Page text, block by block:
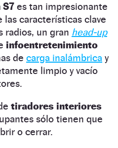
S7 es tan impresionante
características clave
radios, un gran head-up
infoentretenimiento
de carga inalámbrica y
limpio y vacío
tiradores interiores
sólo tienen que
o cerrar.